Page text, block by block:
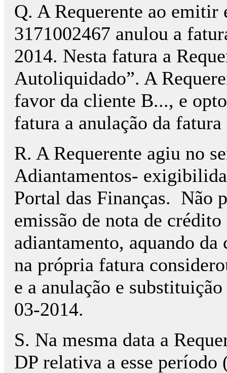
Q. A Requerente ao emitir
3171002467 anulou a
2014. Nesta fatura a
Autoliquidado”. A
favor da cliente B..., e
fatura a anulação da
R. A Requerente agiu no
Adiantamentos-
Portal das Finanças. Não
emissão de nota de
adiantamento, aquando da
na própria fatura
e a anulação e
03-2014.
S. Na mesma data a
DP relativa a esse período